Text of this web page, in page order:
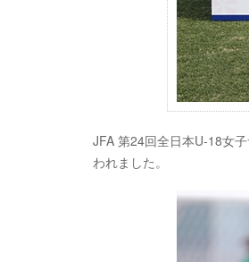
JFA 第24回全日本U-18女
われました。